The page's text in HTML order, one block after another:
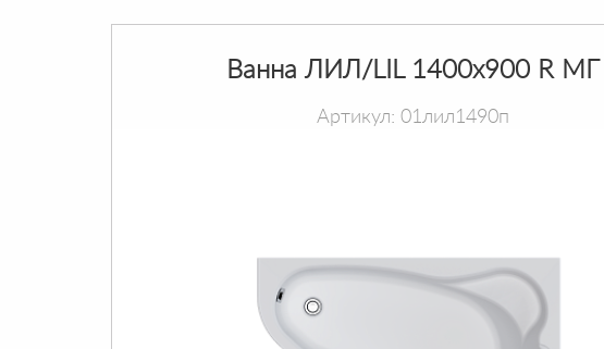
Ванна ЛИЛ/LIL 1400х900 R МГ
Артикул: 01лил1490п